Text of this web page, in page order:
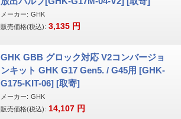
メーカー: GHK
販売価格(税込): 3,135 円
GHK GBB グロック対応 V2コンバージョ
ンキット GHK G17 Gen5. / G45用 [GHK-
G175-KIT-06] [取寄]
メーカー: GHK
販売価格(税込): 14,107 円